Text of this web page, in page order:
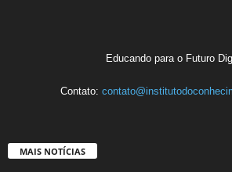
Educando para o Futuro
Contato:
MAIS NOTÍCIAS